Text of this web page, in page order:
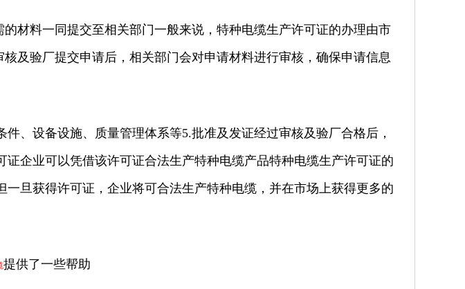
材料一同提交至相关部门一般来说，特种电缆生产许可证的办理由市
及验厂提交申请后，相关部门会对申请材料进行审核，确保申请信息
、设备设施、质量管理体系等5.批准及发证经过审核及验厂合格后，
企业可以凭借该许可证合法生产特种电缆产品特种电缆生产许可证的
旦获得许可证，企业将可合法生产特种电缆，并在市场上获得更多的
提供了一些帮助